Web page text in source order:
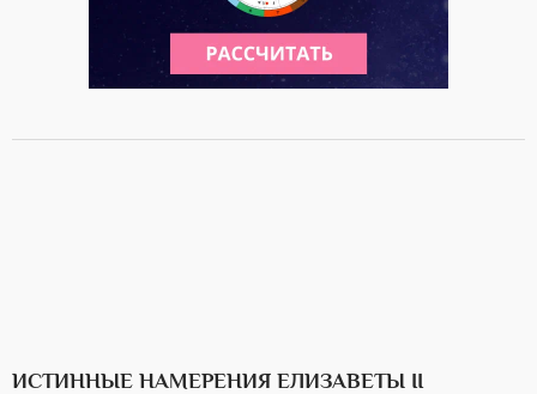
ИСТИННЫЕ НАМЕРЕНИЯ ЕЛИЗАВЕТЫ II